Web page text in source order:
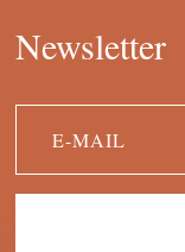
Newsletter